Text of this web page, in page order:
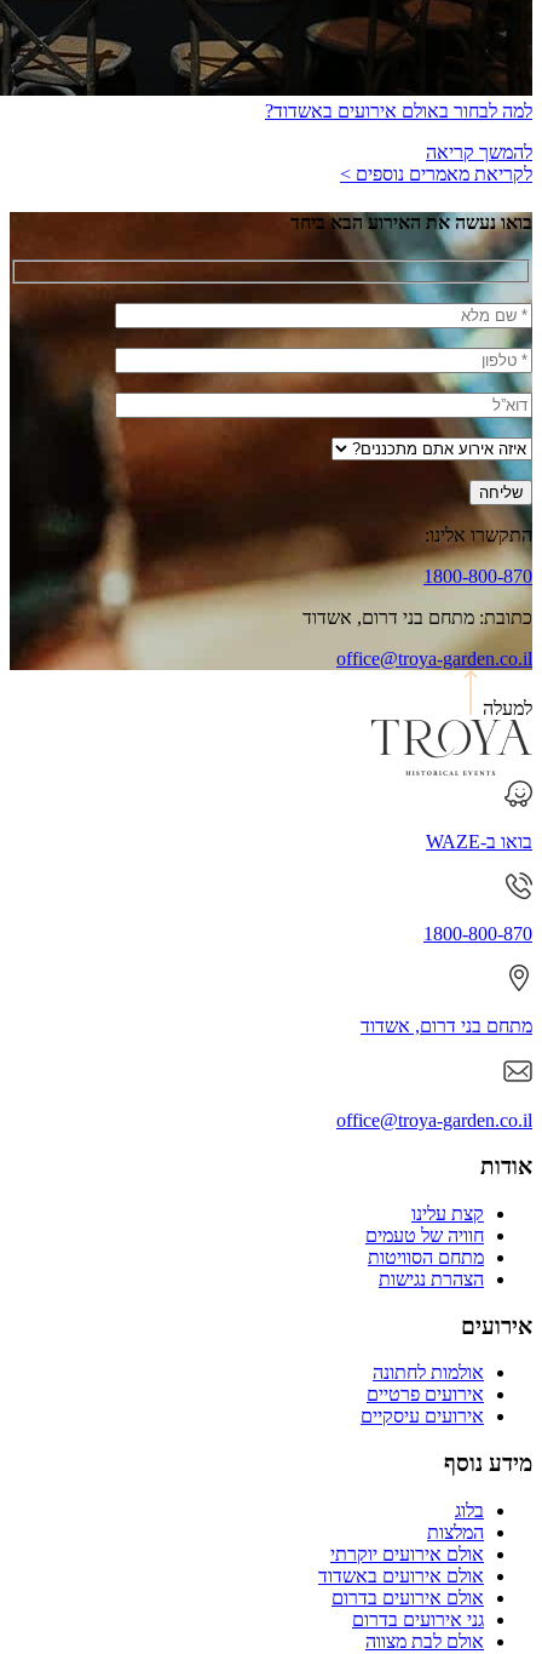
למה לבחור באולם אירועים באשדוד?
להמשך קריאה
לקריאת מאמרים נוספים >
בואו נעשה את האירוע הבא ביחד
התקשרו אלינו:
1800-800-870
כתובת: מתחם בני דרום, אשדוד
office@troya-garden.co.il
למעלה
בואו ב-WAZE
1800-800-870
מתחם בני דרום, אשדוד
office@troya-garden.co.il
אודות
קצת עלינו
חוויה של טעמים
מתחם הסוויטות
הצהרת נגישות
אירועים
אולמות לחתונה
אירועים פרטיים
אירועים עיסקיים
מידע נוסף
בלוג
המלצות
אולם אירועים יוקרתי
אולם אירועים באשדוד
אולם אירועים בדרום
גני אירועים בדרום
אולם לבת מצווה